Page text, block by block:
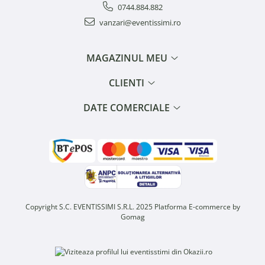
0744.884.882
vanzari@eventissimi.ro
MAGAZINUL MEU
CLIENTI
DATE COMERCIALE
Copyright S.C. EVENTISSIMI S.R.L. 2025 Platforma E-commerce by
Gomag